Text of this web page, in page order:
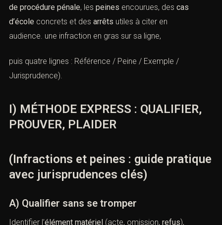
de procédure pénale, les peines encourues, des cas
d’école concrets et des arrêts utiles à citer en
audience. une infraction en gras sur sa ligne,
puis quatre lignes : Référence / Peine / Exemple /
Jurisprudence).
I) MÉTHODE EXPRESS : QUALIFIER,
PROUVER, PLAIDER
(Infractions et peines : guide pratique
avec jurisprudences clés)
A) Qualifier sans se tromper
Identifier l’élément matériel (acte, omission, refus),